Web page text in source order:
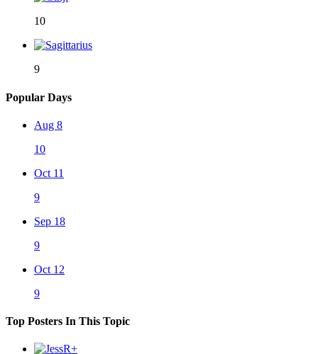
10
9
Popular Days
Aug 8
10
Oct 11
9
Sep 18
9
Oct 12
9
Top Posters In This Topic